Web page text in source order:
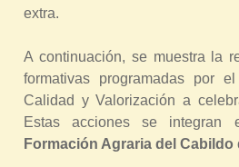
extra.
A continuación, se muestra la
formativas programadas por
Calidad y Valorización a
Estas acciones se integran
Formación Agraria del Cabildo